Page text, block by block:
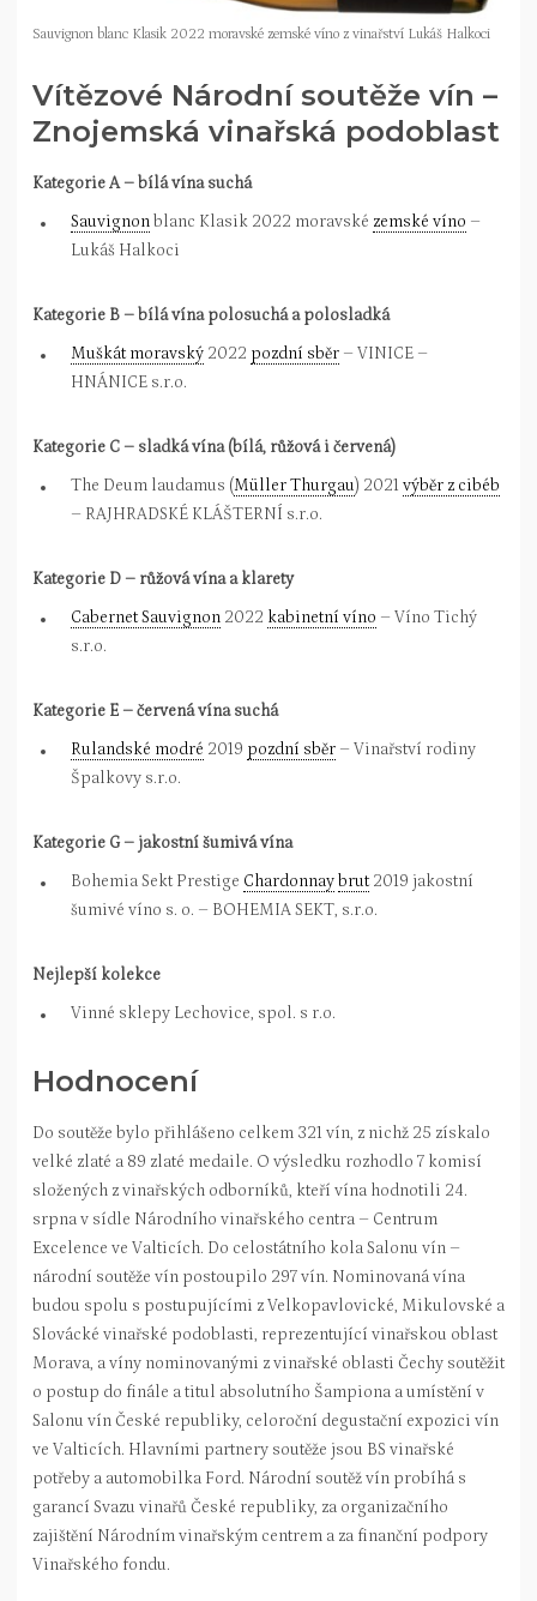
Sauvignon blanc Klasik 2022 moravské zemské víno z vinařství Lukáš Halkoci
Vítězové Národní soutěže vín –
Znojemská vinařská podoblast
Kategorie A – bílá vína suchá
Sauvignon blanc Klasik 2022 moravské zemské víno –
Lukáš Halkoci
Kategorie B – bílá vína polosuchá a polosladká
Muškát moravský 2022 pozdní sběr – VINICE –
HNÁNICE s.r.o.
Kategorie C – sladká vína (bílá, růžová i červená)
The Deum laudamus (Müller Thurgau) 2021 výběr z cibéb
– RAJHRADSKÉ KLÁŠTERNÍ s.r.o.
Kategorie D – růžová vína a klarety
Cabernet Sauvignon 2022 kabinetní víno – Víno Tichý
s.r.o.
Kategorie E – červená vína suchá
Rulandské modré 2019 pozdní sběr – Vinařství rodiny
Špalkovy s.r.o.
Kategorie G – jakostní šumivá vína
Bohemia Sekt Prestige Chardonnay brut2019 jakostní
šumivé víno s. o. – BOHEMIA SEKT, s.r.o.
Nejlepší kolekce
Vinné sklepy Lechovice, spol. s r.o.
Hodnocení
Do soutěže bylo přihlášeno celkem 321 vín, z nichž 25 získalo
velké zlaté a 89 zlaté medaile. O výsledku rozhodlo 7 komisí
složených z vinařských odborníků, kteří vína hodnotili 24.
srpna v sídle Národního vinařského centra – Centrum
Excelence ve Valticích. Do celostátního kola Salonu vín –
národní soutěže vín postoupilo 297 vín. Nominovaná vína
budou spolu s postupujícími z Velkopavlovické, Mikulovské a
Slovácké vinařské podoblasti, reprezentující vinařskou oblast
Morava, a víny nominovanými z vinařské oblasti Čechy soutěžit
o postup do finále a titul absolutního Šampiona a umístění v
Salonu vín České republiky, celoroční degustační expozici vín
ve Valticích. Hlavními partnery soutěže jsou BS vinařské
potřeby a automobilka Ford. Národní soutěž vín probíhá s
garancí Svazu vinařů České republiky, za organizačního
zajištění Národním vinařským centrem a za finanční podpory
Vinařského fondu.